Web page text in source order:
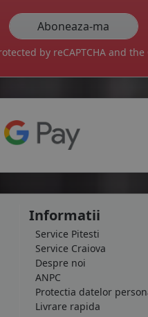
by reCAPTCHA and the
Informatii
Service Pitesti
Service Craiova
Despre noi
ANPC
Protectia datelor
Livrare rapida